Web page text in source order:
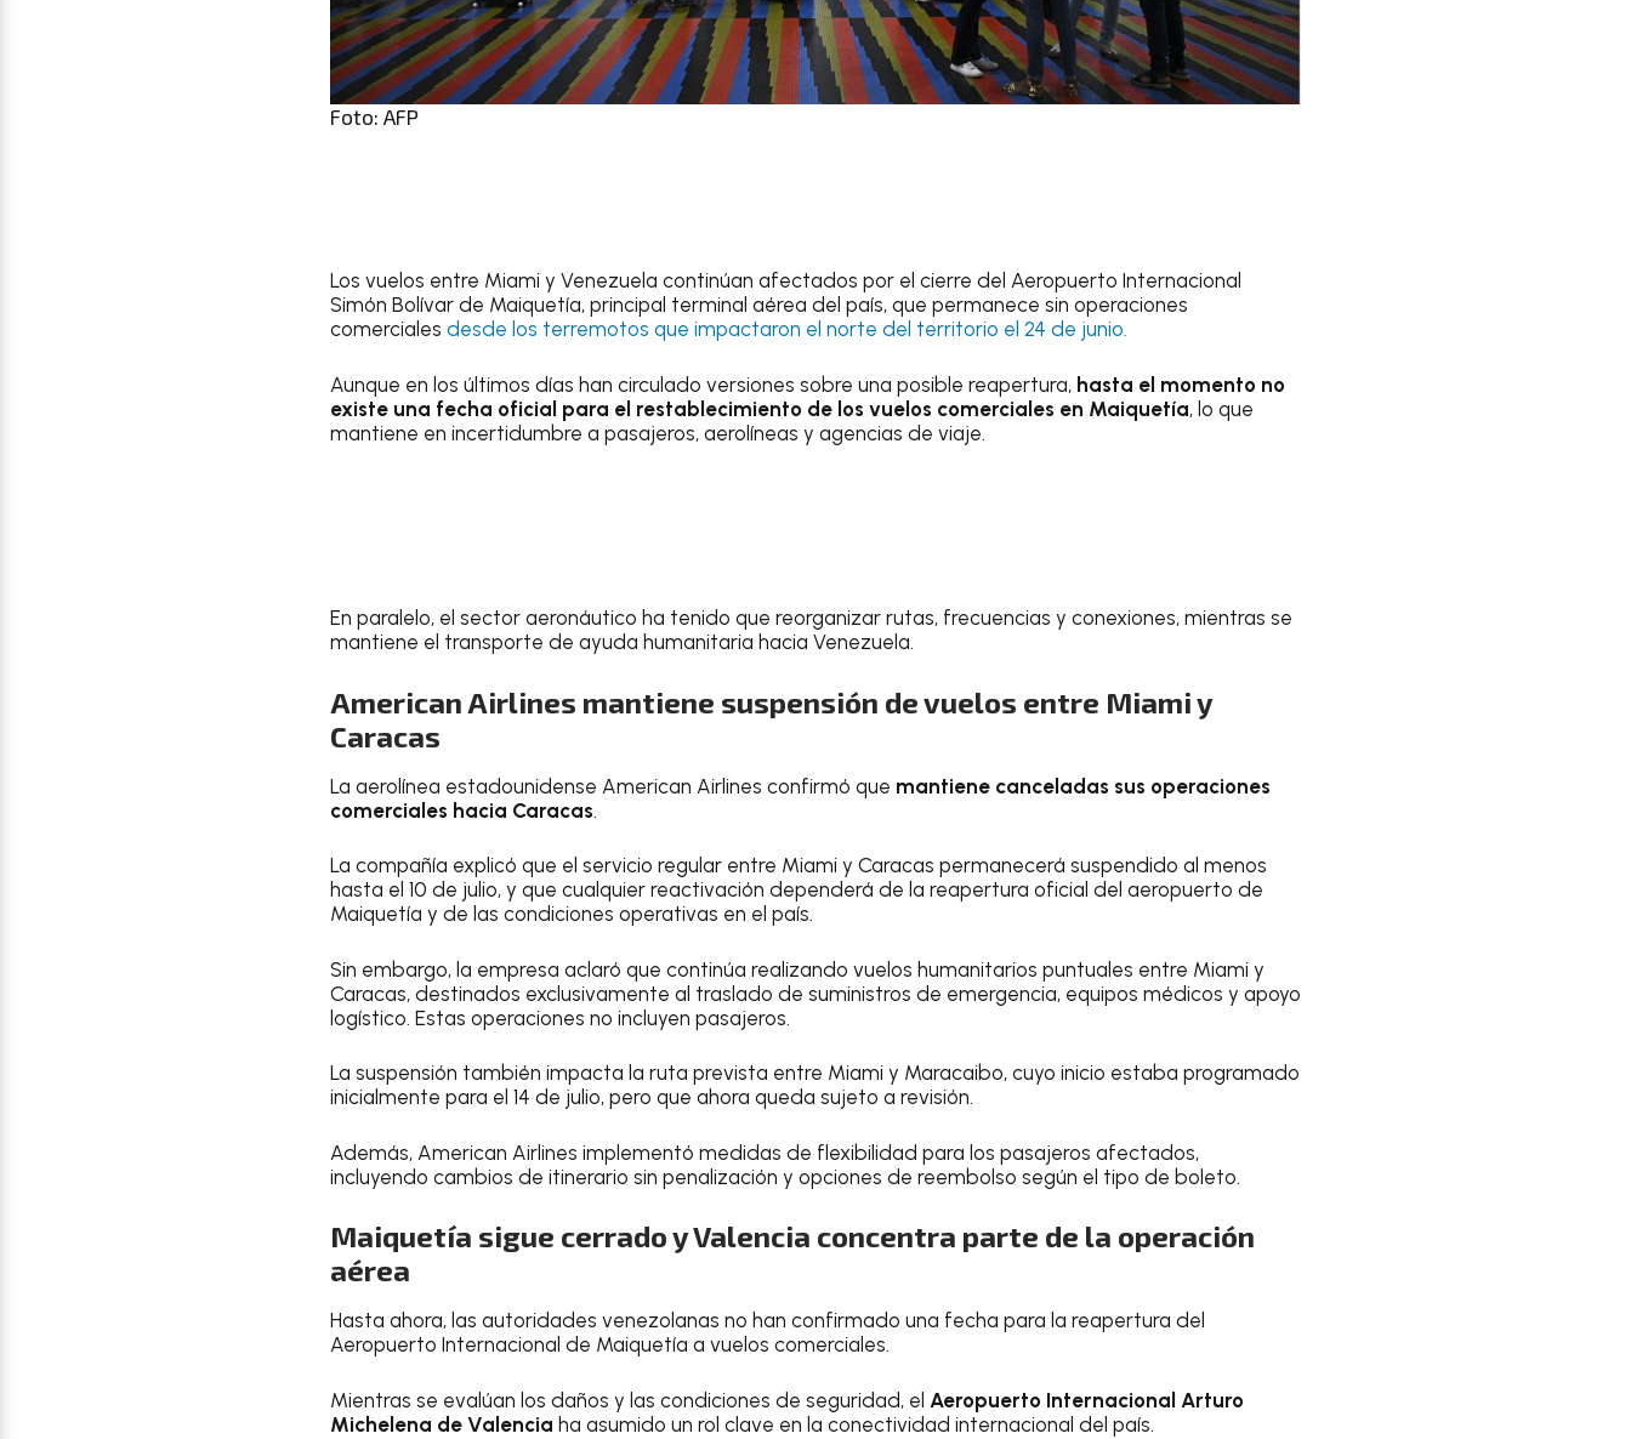
Foto: AFP
Los vuelos entre Miami y Venezuela continúan afectados por el cierre del Aeropuerto Internacional
Simón Bolívar de Maiquetía, principal terminal aérea del país, que permanece sin operaciones
comerciales desde los terremotos que impactaron el norte del territorio el 24 de junio.
Aunque en los últimos días han circulado versiones sobre una posible reapertura, hasta el momento no
existe una fecha oficial para el restablecimiento de los vuelos comerciales en Maiquetía, lo que
mantiene en incertidumbre a pasajeros, aerolíneas y agencias de viaje.
En paralelo, el sector aeronáutico ha tenido que reorganizar rutas, frecuencias y conexiones, mientras se
mantiene el transporte de ayuda humanitaria hacia Venezuela.
American Airlines mantiene suspensión de vuelos entre Miami y
Caracas
La aerolínea estadounidense American Airlines confirmó que mantiene canceladas sus operaciones
comerciales hacia Caracas.
La compañía explicó que el servicio regular entre Miami y Caracas permanecerá suspendido al menos
hasta el 10 de julio, y que cualquier reactivación dependerá de la reapertura oficial del aeropuerto de
Maiquetía y de las condiciones operativas en el país.
Sin embargo, la empresa aclaró que continúa realizando vuelos humanitarios puntuales entre Miami y
Caracas, destinados exclusivamente al traslado de suministros de emergencia, equipos médicos y apoyo
logístico. Estas operaciones no incluyen pasajeros.
La suspensión también impacta la ruta prevista entre Miami y Maracaibo, cuyo inicio estaba programado
inicialmente para el 14 de julio, pero que ahora queda sujeto a revisión.
Además, American Airlines implementó medidas de flexibilidad para los pasajeros afectados,
incluyendo cambios de itinerario sin penalización y opciones de reembolso según el tipo de boleto.
Maiquetía sigue cerrado y Valencia concentra parte de la operación
aérea
Hasta ahora, las autoridades venezolanas no han confirmado una fecha para la reapertura del
Aeropuerto Internacional de Maiquetía a vuelos comerciales.
Mientras se evalúan los daños y las condiciones de seguridad, el Aeropuerto Internacional Arturo
Michelena de Valencia ha asumido un rol clave en la conectividad internacional del país.